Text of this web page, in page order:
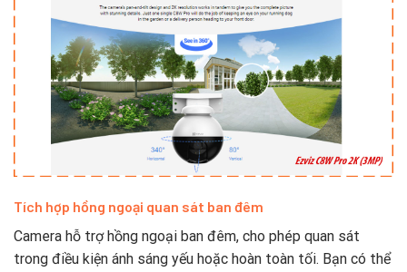
Tích hợp hồng ngoại quan sát ban đêm
Camera hỗ trợ hồng ngoại ban đêm, cho phép quan sát
trong điều kiện ánh sáng yếu hoặc hoàn toàn tối. Bạn có thể